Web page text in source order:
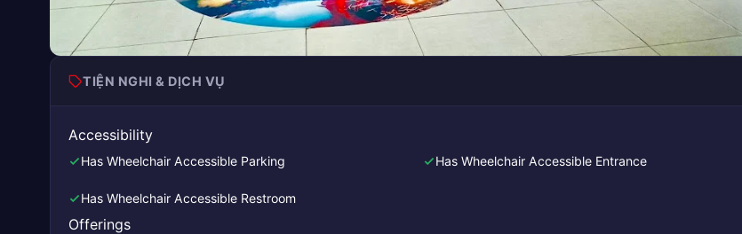
TIỆN NGHI & DỊCH VỤ
Accessibility
Has Wheelchair Accessible Parking Has Wheelchair Accessible Entrance
Has Wheelchair Accessible Restroom
Offerings